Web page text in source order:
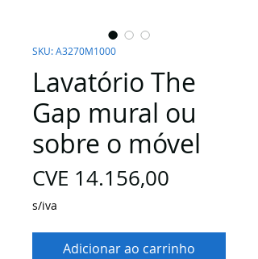
SKU: A3270M1000
Lavatório The
Gap mural ou
sobre o móvel
CVE 14.156,00
s/iva
Adicionar ao carrinho